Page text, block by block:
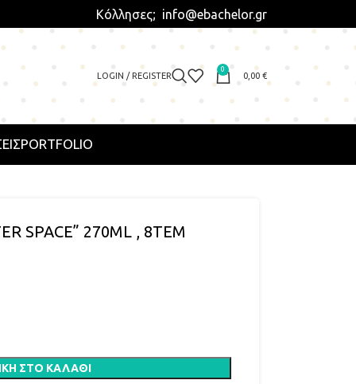
Κόλλησες; info@ebachelor.gr
LOGIN / REGISTER
0
0,00 €
PORTFOLIO
SPACE” 270ML , 8ΤΕΜ
ΣΤΟ ΚΑΛΆΘΙ